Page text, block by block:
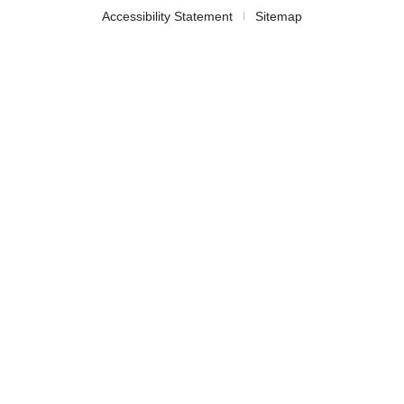
Accessibility Statement Sitemap